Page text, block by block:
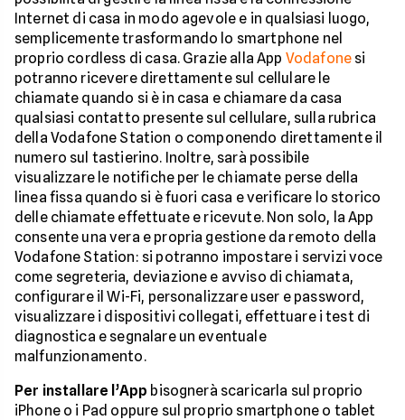
Internet di casa in modo agevole e in qualsiasi luogo,
semplicemente trasformando lo smartphone nel
proprio cordless di casa. Grazie alla App Vodafone si
potranno ricevere direttamente sul cellulare le
chiamate quando si è in casa e chiamare da casa
qualsiasi contatto presente sul cellulare, sulla rubrica
della Vodafone Station o componendo direttamente il
numero sul tastierino. Inoltre, sarà possibile
visualizzare le notifiche per le chiamate perse della
linea fissa quando si è fuori casa e verificare lo storico
delle chiamate effettuate e ricevute. Non solo, la App
consente una vera e propria gestione da remoto della
Vodafone Station: si potranno impostare i servizi voce
come segreteria, deviazione e avviso di chiamata,
configurare il Wi-Fi, personalizzare user e password,
visualizzare i dispositivi collegati, effettuare i test di
diagnostica e segnalare un eventuale
malfunzionamento.
Per installare l’App bisognerà scaricarla sul proprio
iPhone o i Pad oppure sul proprio smartphone o tablet